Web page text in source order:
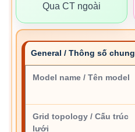
Qua CT ngoài
General / Thông số chung
Model name / Tên model
Grid topology / Cấu trúc
lưới